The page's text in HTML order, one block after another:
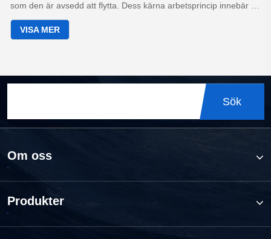
som den är avsedd att flytta. Dess kärna arbetsprincip innebär att
omvandla elektrisk energi till mekanisk kinetisk energi för att
trycka vätska till ytan eller en önskad höjd, använda den
VISA MER
Sök
Om oss
Produkter